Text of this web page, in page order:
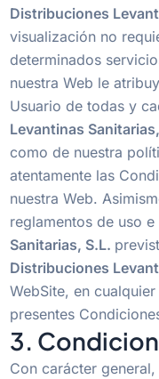
Distribuciones
visualización no
determinados
nuestra Web le
Usuario de todas y
Levantinas
como de nuestra
atentamente las
nuestra Web.
reglamentos de uso
Sanitarias, S.L.
Distribuciones
WebSite, en
presentes
3.
Con carácter